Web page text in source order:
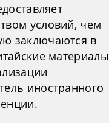
условий, чем
заключаются в
материалы
иностранного